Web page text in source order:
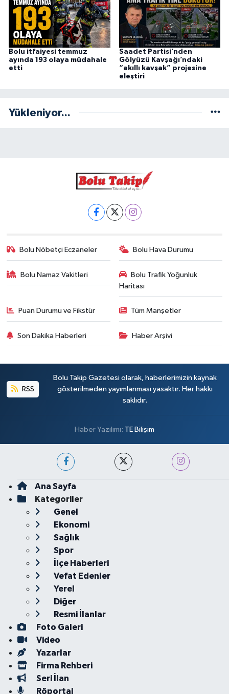
Bolu itfaiyesi temmuz
ayında 193 olaya müdahale
etti
Saadet Partisi’nden
Gölyüzü Kavşağı’ndaki
“akıllı kavşak” projesine
eleştiri
Yükleniyor...
Bolu Nöbetçi Eczaneler Bolu Hava Durumu
Bolu Namaz Vakitleri
Bolu Trafik Yoğunluk
Haritası
Puan Durumu ve Fikstür Tüm Manşetler
Son Dakika Haberleri Haber Arşivi
RSS
Bolu Takip Gazetesi olarak, haberlerimizin kaynak
gösterilmeden yayımlanması yasaktır. Her hakkı
saklıdır.
Haber Yazılımı: TE Bilişim
Ana Sayfa
Kategoriler
Genel
Ekonomi
Sağlık
Spor
İlçe Haberleri
Vefat Edenler
Yerel
Diğer
Resmi İlanlar
Foto Galeri
Video
Yazarlar
Firma Rehberi
Seri İlan
Röportaj